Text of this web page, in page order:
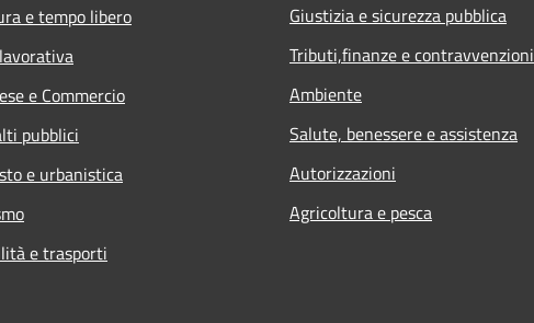
e tempo libero
e Commercio
pubblici
e urbanistica
e trasporti
Giustizia e sicurezza pubblica
Tributi,finanze e contravvenzioni
Ambiente
Salute, benessere e assistenza
Autorizzazioni
Agricoltura e pesca